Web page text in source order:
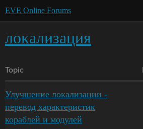
EVE Online Forums
локализация
Topic
Улучшение локализации -
перевод характеристик
кораблей и модулей